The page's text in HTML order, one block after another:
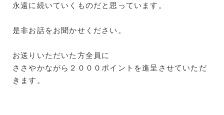
永遠に続いていくものだと思っています。
是非お話をお聞かせください。
お送りいただいた方全員に
ささやかながら２０００ポイントを進呈させていただ
きます。